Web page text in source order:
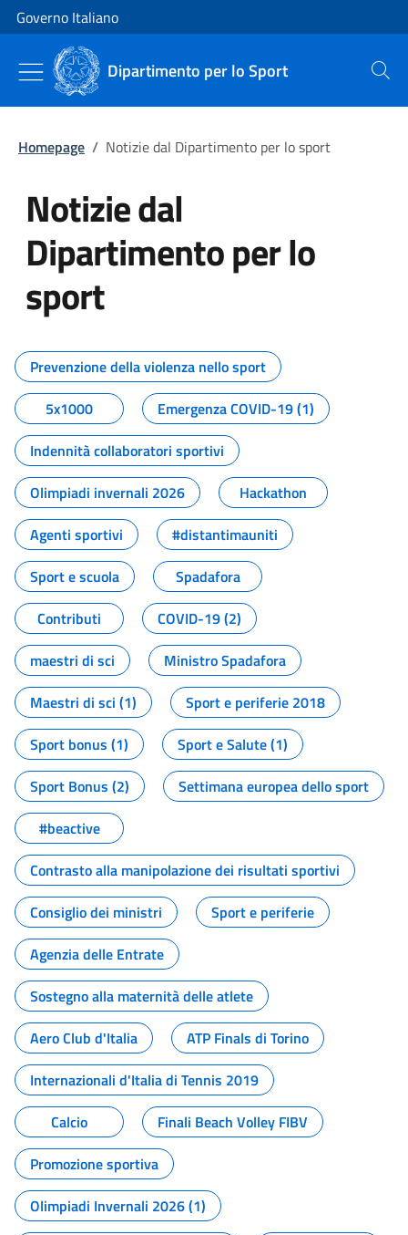
Vai al contenuto
Vai alla navigazione del sito
Governo Italiano
Dipartimento per lo Sport Cerca
Homepage / Notizie dal Dipartimento per lo sport
Notizie dal
Dipartimento per lo
sport
Tutti i contenuti della pagina
Prevenzione della violenza nello sport
5x1000
Emergenza COVID-19 (1)
Indennità collaboratori sportivi
Olimpiadi invernali 2026
Hackathon
Agenti sportivi
#distantimauniti
Sport e scuola
Spadafora
Contributi
COVID-19 (2)
maestri di sci
Ministro Spadafora
Maestri di sci (1)
Sport e periferie 2018
Sport bonus (1)
Sport e Salute (1)
Sport Bonus (2)
Settimana europea dello sport
#beactive
Contrasto alla manipolazione dei risultati sportivi
Consiglio dei ministri
Sport e periferie
Agenzia delle Entrate
Sostegno alla maternità delle atlete
Aero Club d'Italia
ATP Finals di Torino
Internazionali d'Italia di Tennis 2019
Calcio
Finali Beach Volley FIBV
Promozione sportiva
Olimpiadi Invernali 2026 (1)